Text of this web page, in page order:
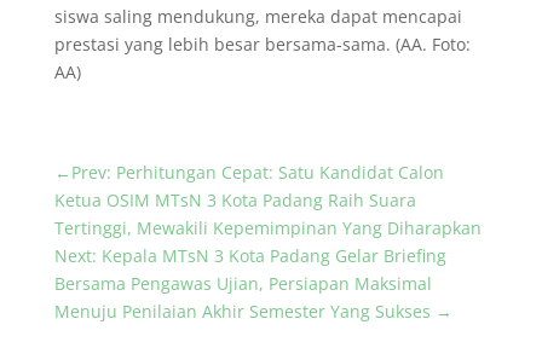
siswa saling mendukung, mereka dapat mencapai
prestasi yang lebih besar bersama-sama. (AA. Foto:
AA)
← Prev: Perhitungan Cepat: Satu Kandidat Calon
Ketua OSIM MTsN 3 Kota Padang Raih Suara
Tertinggi, Mewakili Kepemimpinan Yang Diharapkan
Next: Kepala MTsN 3 Kota Padang Gelar Briefing
Bersama Pengawas Ujian, Persiapan Maksimal
Menuju Penilaian Akhir Semester Yang Sukses →